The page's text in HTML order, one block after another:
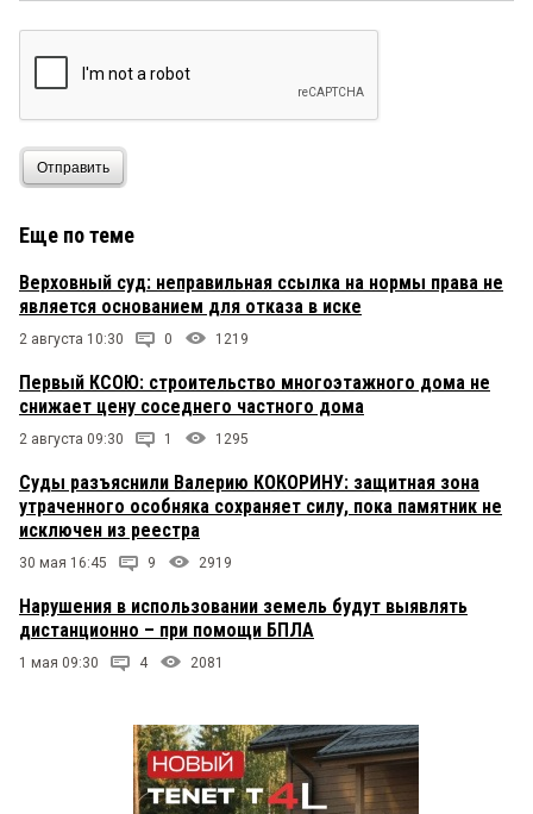
Отправить
Еще по теме
Верховный суд: неправильная ссылка на нормы права не
является основанием для отказа в иске
2 августа 10:30 0 1219
Первый КСОЮ: строительство многоэтажного дома не
снижает цену соседнего частного дома
2 августа 09:30 1 1295
Суды разъяснили Валерию КОКОРИНУ: защитная зона
утраченного особняка сохраняет силу, пока памятник не
исключен из реестра
30 мая 16:45 9 2919
Нарушения в использовании земель будут выявлять
дистанционно – при помощи БПЛА
1 мая 09:30 4 2081